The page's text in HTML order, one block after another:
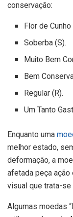
conservação:
Flor de Cunho
Soberba (S).
Muito Bem
Bem
Regular (R).
Um Tanto
Enquanto uma
melhor estado,
deformação, a
afetada peça
visual que trata-se
Algumas moedas